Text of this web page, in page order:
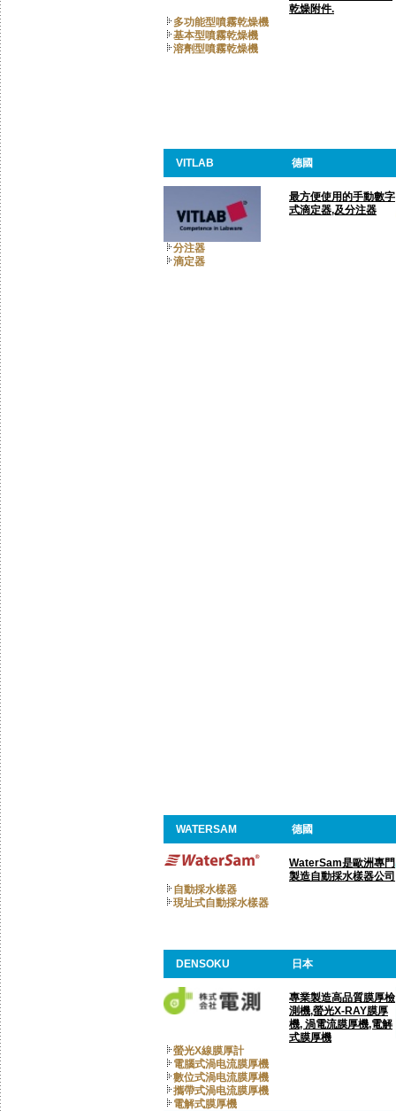
乾燥附件.
多功能型噴霧乾燥機
基本型噴霧乾燥機
溶劑型噴霧乾燥機
VITLAB 德國
最方便使用的手動數字
式滴定器,及分注器
分注器
滴定器
WATERSAM 德國
WaterSam是歐洲專門
製造自動採水樣器公司
自動採水樣器
現址式自動採水樣器
DENSOKU 日本
專業製造高品質膜厚檢
測機,螢光X-RAY膜厚
機, 渦電流膜厚機,電解
式膜厚機
螢光X線膜厚計
電腦式渦电流膜厚機
數位式渦电流膜厚機
攜帶式渦电流膜厚機
電解式膜厚機